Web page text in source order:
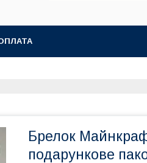
Брелок
подарункове